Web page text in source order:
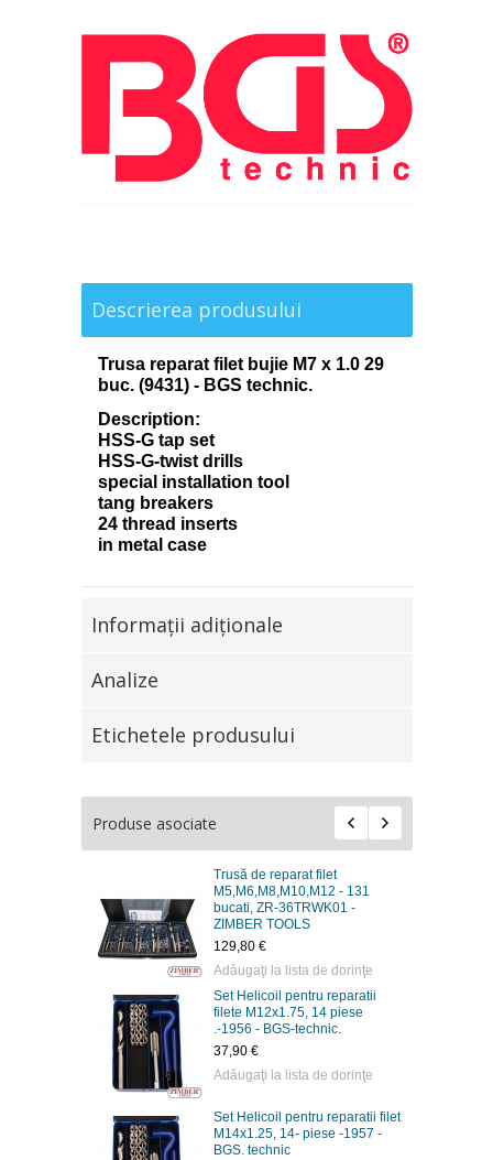
Descrierea produsului
Trusa reparat filet bujie M7 x 1.0 29
buc. (9431) - BGS technic.
Description:
HSS-G tap set
HSS-G-twist drills
special installation tool
tang breakers
24 thread inserts
in metal case
Informaţii adiţionale
Analize
Etichetele produsului
Produse asociate
Trusă de reparat filet
M5,M6,M8,M10,M12 - 131
bucati, ZR-36TRWK01 -
ZIMBER TOOLS
129,80 €
Adăugaţi la lista de dorinţe
Set Helicoil pentru reparatii
filete M12x1.75, 14 piese
.-1956 - BGS-technic.
37,90 €
Adăugaţi la lista de dorinţe
Set Helicoil pentru reparatii filet
M14x1.25, 14- piese -1957 -
BGS. technic